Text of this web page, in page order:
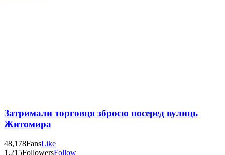
Затримали торговця зброєю посеред вулиць
Житомира
48,178FansLike
1,215FollowersFollow